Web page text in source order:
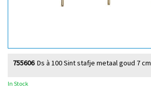
Ds à 100 Sint stafje metaal goud 7 cm
755606
In Stock